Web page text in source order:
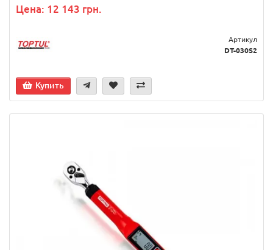
Цена: 12 143 грн.
Артикул
DT-030S2
Купить